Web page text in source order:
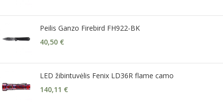
Peilis Ganzo Firebird FH922-BK
40,50 €
LED žibintuvėlis Fenix LD36R flame camo
140,11 €